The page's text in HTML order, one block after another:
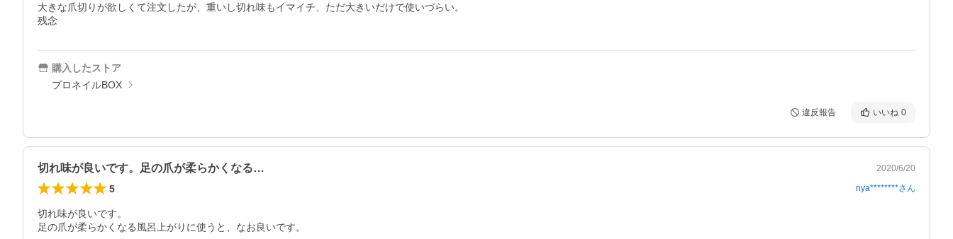
大きな爪切りが欲しくて注文したが、重いし切れ味もイマイチ、ただ大きいだけで使いづらい。
残念
購入したストア
プロネイルBOX
違反報告 いいね 0
切れ味が良いです。足の爪が柔らかくなる… 2020/6/20
5 nya********さん
切れ味が良いです。
足の爪が柔らかくなる風呂上がりに使うと、なお良いです。